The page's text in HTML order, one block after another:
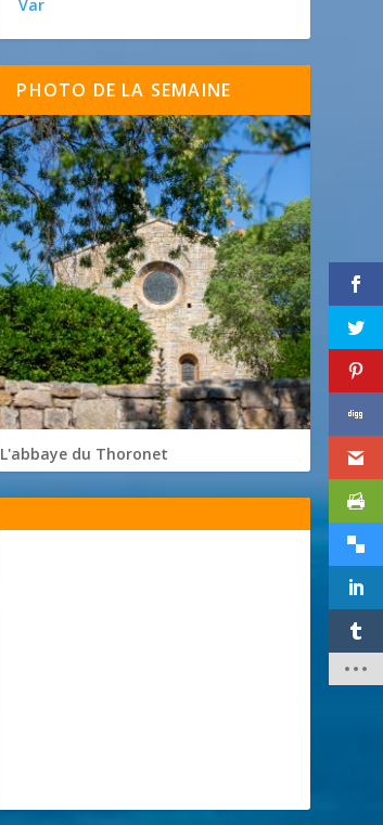
Var
PHOTO DE LA SEMAINE
L'abbaye du Thoronet